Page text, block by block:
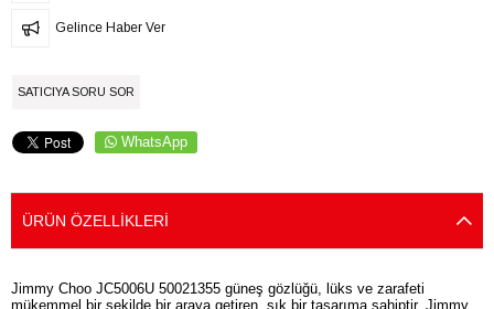
Gelince Haber Ver
SATICIYA SORU SOR
WhatsApp
ÜRÜN ÖZELLIKLERI
Jimmy Choo JC5006U 50021355 güneş gözlüğü, lüks ve zarafeti
mükemmel bir şekilde bir araya getiren, şık bir tasarıma sahiptir. Jimmy